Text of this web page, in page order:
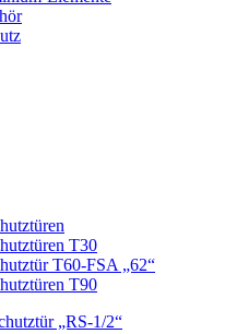
T30
T60-FSA „62“
T90
„RS-1/2“